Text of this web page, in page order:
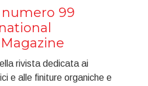
99
rivista dedicata ai
e alle finiture organiche e